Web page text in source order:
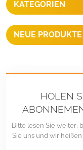
verschiedene
Jahreszeiten angepasst
werden.
KATEGORIEN
NEUE PRODUKTE
HOLEN
Bitte lesen Sie weiter,
Sie uns und wir